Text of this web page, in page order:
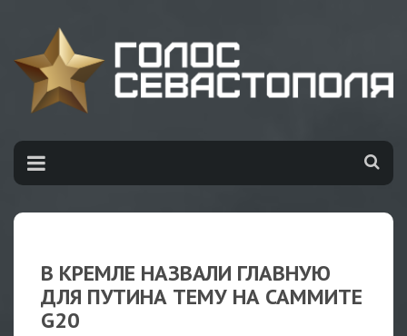
В КРЕМЛЕ НАЗВАЛИ ГЛАВНУЮ
ДЛЯ ПУТИНА ТЕМУ НА САММИТЕ
G20